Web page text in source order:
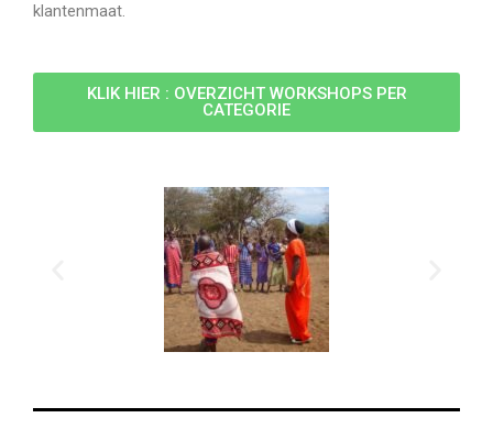
klantenmaat.
KLIK HIER : OVERZICHT WORKSHOPS PER
CATEGORIE